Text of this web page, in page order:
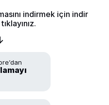
indirmek için indir